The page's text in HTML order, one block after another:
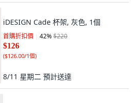
iDESIGN Cade 杯架, 灰色, 1個
首購折扣價 42%$220
$126
($126.00/1個)
8/11 星期二 預計送達